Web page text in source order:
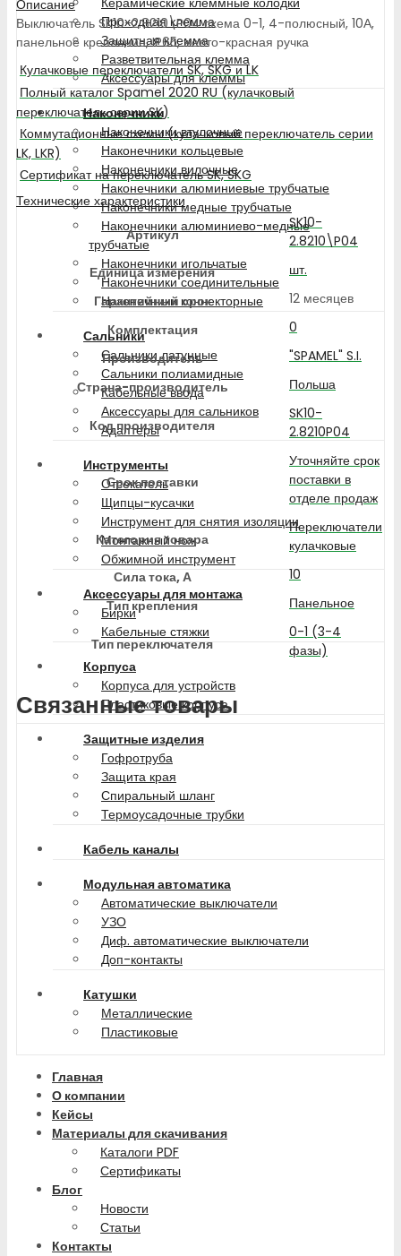
Проходная клемма
Защитная клемма
Разветвительная клемма
Аксессуары для клеммы
Наконечники
Наконечники втулочные
Наконечники кольцевые
Наконечники вилочные
Наконечники алюминиевые трубчатые
Наконечники медные трубчатые
Наконечники алюминиево-медные
трубчатые
Наконечники игольчатые
Наконечники соединительные
Наконечники коннекторные
Сальники
Сальники латунные
Сальники полиамидные
Кабельные ввода
Аксессуары для сальников
Адаптеры
Инструменты
Отсекатель
Щипцы-кусачки
Инструмент для снятия изоляции
Монтажный нож
Обжимной инструмент
Аксессуары для монтажа
Бирки
Кабельные стяжки
Корпуса
Корпуса для устройств
Пластиковые корпуса
Защитные изделия
Гофротруба
Защита края
Спиральный шланг
Термоусадочные трубки
Кабель каналы
Модульная автоматика
Автоматические выключатели
УЗО
Диф. автоматические выключатели
Доп-контакты
Катушки
Металлические
Пластиковые
Главная
О компании
Кейсы
Материалы для скачивания
Каталоги PDF
Сертификаты
Блог
Новости
Статьи
Контакты
Описание
Выключатель SK10-2.8210\P04 схема 0-1, 4-полюсный, 10А,
панельное крепление, IP65, желто-красная ручка
Кулачковые переключатели SK, SKG и LK
Полный каталог Spamel 2020 RU (кулачковый
переключатель серии SK)
Коммутационные схемы (кулачковый переключатель серии
LK, LKR)
Сертификат на переключатель SK, SKG
Технические характеристики
Артикул
SK10-
2.8210\P04
Единица измерения
шт.
Гарантийный срок
12 месяцев
Комплектация
0
Производитель
"SPAMEL" S.I.
Страна-производитель
Польша
Код производителя
SK10-
2.8210P04
Срок поставки
Уточняйте срок
поставки в
отделе продаж
Категория товара
Переключатели
кулачковые
Сила тока, А
10
Тип крепления
Панельное
Тип переключателя
0-1 (3-4
фазы)
Связанные товары